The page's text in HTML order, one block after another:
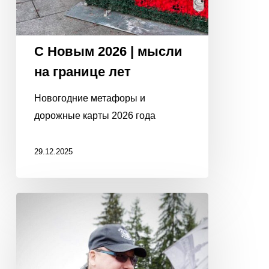
С Новым 2026 | мысли
на границе лет
Новогодние метафоры и
дорожные карты 2026 года
29.12.2025
ДОГОВОРИТЬСЯ